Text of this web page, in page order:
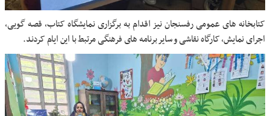
کتابخانه های عمومی رفسنجان نیز اقدام به برگزاری نمایشگاه کتاب، قصه گویی،
اجرای نمایش، کارگاه نقاشی و سایر برنامه های فرهنگی مرتبط با این ایام کردند.